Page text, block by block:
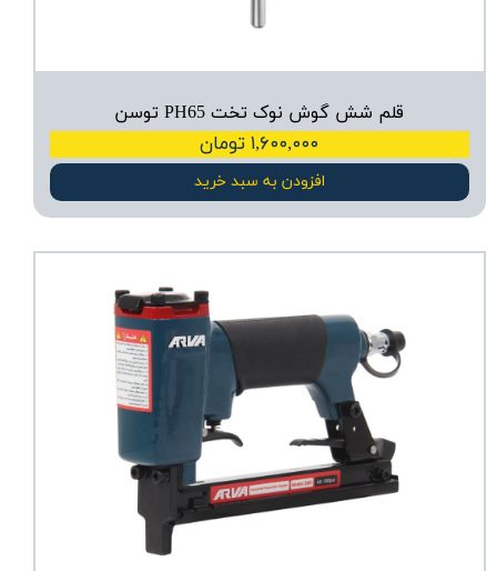
قلم شش گوش نوک تخت PH65 توسن
۱,۶۰۰,۰۰۰ تومان
افزودن به سبد خرید